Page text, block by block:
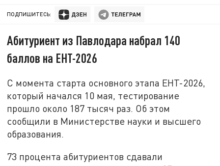
ПОДПИШИТЕСЬ:
Абитуриент из Павлодара набрал 140
баллов на ЕНТ-2026
С момента старта основного этапа ЕНТ-2026,
который начался 10 мая, тестирование
прошло около 187 тысяч раз. Об этом
сообщили в Министерстве науки и высшего
образования.
73 процента абитуриентов сдавали